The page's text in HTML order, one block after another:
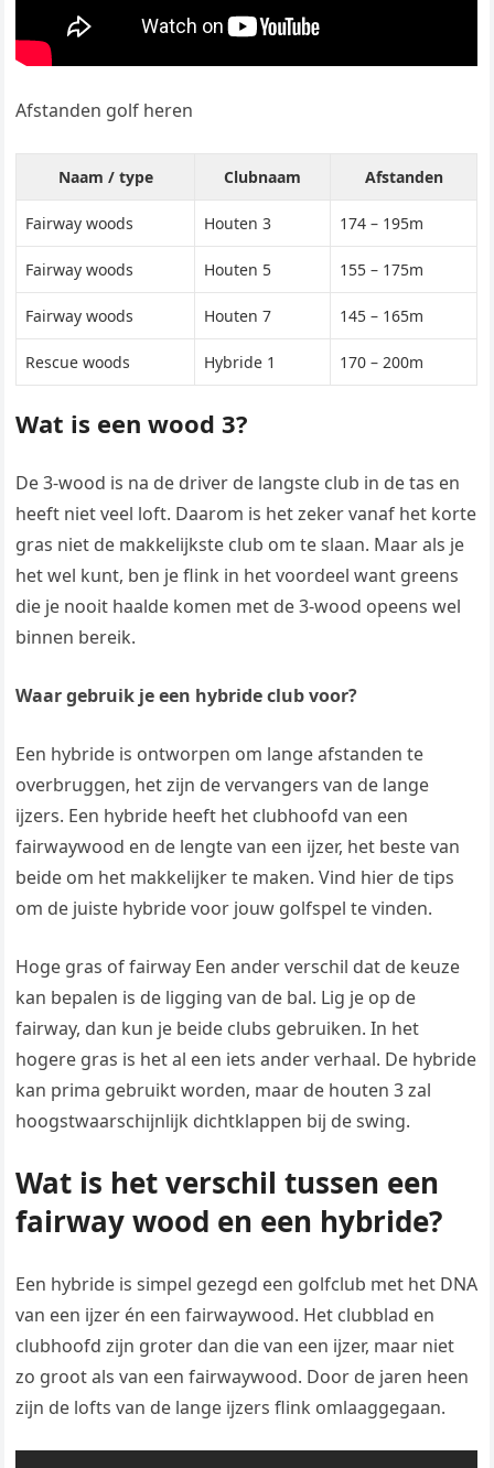
Afstanden golf heren
Naam / type Clubnaam Afstanden
Fairway woods Houten 3 174 – 195m
Fairway woods Houten 5 155 – 175m
Fairway woods Houten 7 145 – 165m
Rescue woods Hybride 1 170 – 200m
Wat is een wood 3?
De 3-wood is na de driver de langste club in de tas en
heeft niet veel loft. Daarom is het zeker vanaf het korte
gras niet de makkelijkste club om te slaan. Maar als je
het wel kunt, ben je flink in het voordeel want greens
die je nooit haalde komen met de 3-wood opeens wel
binnen bereik.
Waar gebruik je een hybride club voor?
Een hybride is ontworpen om lange afstanden te
overbruggen, het zijn de vervangers van de lange
ijzers. Een hybride heeft het clubhoofd van een
fairwaywood en de lengte van een ijzer, het beste van
beide om het makkelijker te maken. Vind hier de tips
om de juiste hybride voor jouw golfspel te vinden.
Hoge gras of fairway Een ander verschil dat de keuze
kan bepalen is de ligging van de bal. Lig je op de
fairway, dan kun je beide clubs gebruiken. In het
hogere gras is het al een iets ander verhaal. De hybride
kan prima gebruikt worden, maar de houten 3 zal
hoogstwaarschijnlijk dichtklappen bij de swing.
Wat is het verschil tussen een
fairway wood en een hybride?
Een hybride is simpel gezegd een golfclub met het DNA
van een ijzer én een fairwaywood. Het clubblad en
clubhoofd zijn groter dan die van een ijzer, maar niet
zo groot als van een fairwaywood. Door de jaren heen
zijn de lofts van de lange ijzers flink omlaaggegaan.